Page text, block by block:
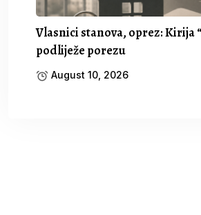
Vlasnici stanova, oprez: Kirija
podliježe porezu
August 10, 2026